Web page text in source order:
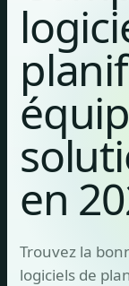
en
Trouvez la
logiciels de